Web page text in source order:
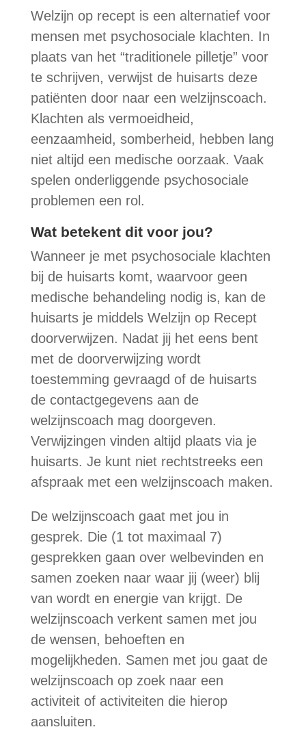
Welzijn op recept is een alternatief voor
mensen met psychosociale klachten. In
plaats van het “traditionele pilletje” voor
te schrijven, verwijst de huisarts deze
patiënten door naar een welzijnscoach.
Klachten als vermoeidheid,
eenzaamheid, somberheid, hebben lang
niet altijd een medische oorzaak. Vaak
spelen onderliggende psychosociale
problemen een rol.
Wat betekent dit voor jou?
Wanneer je met psychosociale klachten
bij de huisarts komt, waarvoor geen
medische behandeling nodig is, kan de
huisarts je middels Welzijn op Recept
doorverwijzen. Nadat jij het eens bent
met de doorverwijzing wordt
toestemming gevraagd of de huisarts
de contactgegevens aan de
welzijnscoach mag doorgeven.
Verwijzingen vinden altijd plaats via je
huisarts. Je kunt niet rechtstreeks een
afspraak met een welzijnscoach maken.
De welzijnscoach gaat met jou in
gesprek. Die (1 tot maximaal 7)
gesprekken gaan over welbevinden en
samen zoeken naar waar jij (weer) blij
van wordt en energie van krijgt. De
welzijnscoach verkent samen met jou
de wensen, behoeften en
mogelijkheden. Samen met jou gaat de
welzijnscoach op zoek naar een
activiteit of activiteiten die hierop
aansluiten.